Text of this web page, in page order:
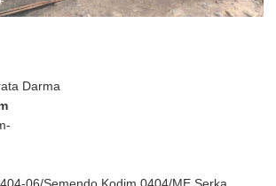
Darma